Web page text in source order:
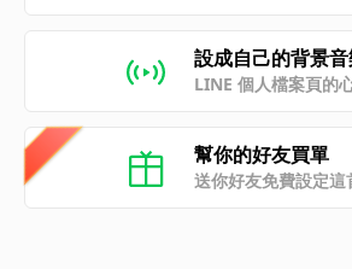
設成自己的背景
LINE 個人檔案頁的
幫你的好友買單
送你好友免費設定這